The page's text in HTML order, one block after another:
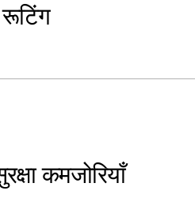
रूटिंग
कमजोरियाँ